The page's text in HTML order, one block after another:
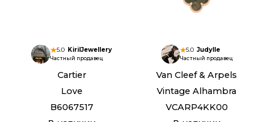
5.0 KirilJewellery
Частный продавец
Cartier
Love
B6067517
5.0 Judylle
Частный продавец
Van Cleef & Arpels
Vintage Alhambra
VCARP4KK00